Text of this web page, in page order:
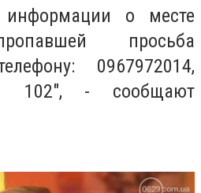
о месте
просьба
0967972014,
102", - сообщают